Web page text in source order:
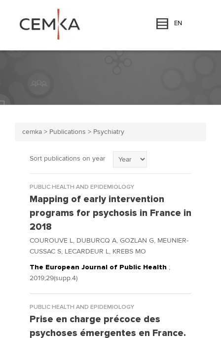
EN
cemka > Publications > Psychiatry
Sort publications on year
PUBLIC HEALTH AND EPIDEMIOLOGY
Mapping of early intervention
programs for psychosis in France in
2018
COUROUVE L, DUBURCQ A, GOZLAN G, MEUNIER-
CUSSAC S, LECARDEUR L, KREBS MO
The European Journal of Public Health ;
2019;29(supp.4)
PUBLIC HEALTH AND EPIDEMIOLOGY
Prise en charge précoce des
psychoses émergentes en France.